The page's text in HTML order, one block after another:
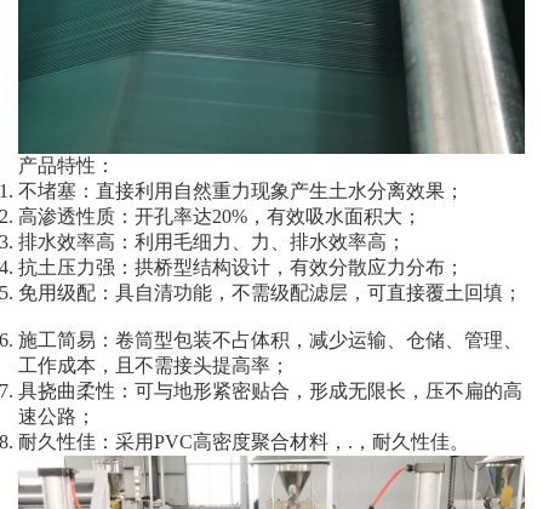
产品特性：
不堵塞：直接利用自然重力现象产生土水分离效果；
高渗透性质：开孔率达20%，有效吸水面积大；
排水效率高：利用毛细力、力、排水效率高；
抗土压力强：拱桥型结构设计，有效分散应力分布；
免用级配：具自清功能，不需级配滤层，可直接覆土回填；
施工简易：卷筒型包装不占体积，减少运输、仓储、管理、
工作成本，且不需接头提高率；
具挠曲柔性：可与地形紧密贴合，形成无限长，压不扁的高
速公路；
耐久性佳：采用PVC高密度聚合材料，.，耐久性佳。